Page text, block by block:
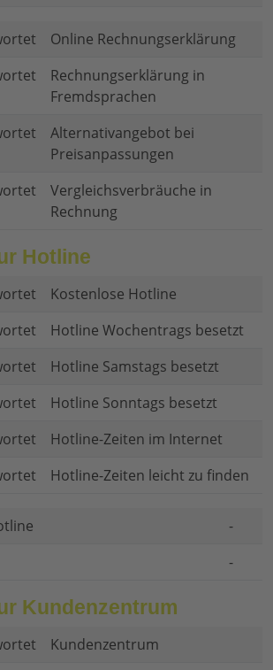
Online Rechnungserklärung
Rechnungserklärung in
Fremdsprachen
Alternativangebot bei
Preisanpassungen
Vergleichsverbräuche in
Rechnung
Hotline
Kostenlose Hotline
Hotline Wochentrags besetzt
Hotline Samstags besetzt
Hotline Sonntags besetzt
Hotline-Zeiten im Internet
Hotline-Zeiten leicht zu finden
-
-
Kundenzentrum
Kundenzentrum